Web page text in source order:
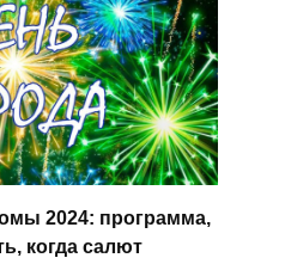
2024: программа,
когда салют